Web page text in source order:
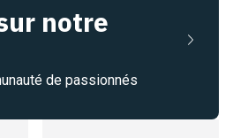
notre
de passionnés